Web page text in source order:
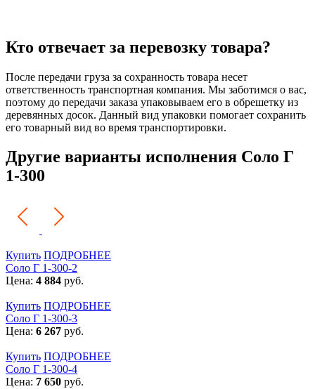
Кто отвечает за перевозку товара?
После передачи груза за сохранность товара несет
ответственность транспортная компания. Мы заботимся о вас,
поэтому до передачи заказа упаковываем его в обрешетку из
деревянных досок. Данный вид упаковки помогает сохранить
его товарный вид во время транспортировки.
Другие варианты исполнения Соло Г
1-300
Купить ПОДРОБНЕЕ
Соло Г 1-300-2
Цена: 4 884 руб.
Купить ПОДРОБНЕЕ
Соло Г 1-300-3
Цена: 6 267 руб.
Купить ПОДРОБНЕЕ
Соло Г 1-300-4
Цена: 7 650 руб.